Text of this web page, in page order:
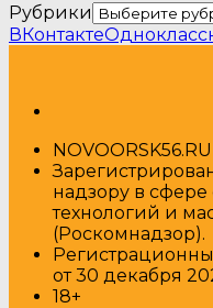
Рубрики
ВКонтакте
надзору в
технологий и
(Роскомнадзор).
от 30 декабря
18+